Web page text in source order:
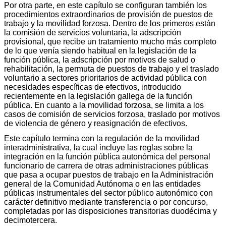
Por otra parte, en este capítulo se configuran también los
procedimientos extraordinarios de provisión de puestos de
trabajo y la movilidad forzosa. Dentro de los primeros están
la comisión de servicios voluntaria, la adscripción
provisional, que recibe un tratamiento mucho más completo
de lo que venía siendo habitual en la legislación de la
función pública, la adscripción por motivos de salud o
rehabilitación, la permuta de puestos de trabajo y el traslado
voluntario a sectores prioritarios de actividad pública con
necesidades específicas de efectivos, introducido
recientemente en la legislación gallega de la función
pública. En cuanto a la movilidad forzosa, se limita a los
casos de comisión de servicios forzosa, traslado por motivos
de violencia de género y reasignación de efectivos.
Este capítulo termina con la regulación de la movilidad
interadministrativa, la cual incluye las reglas sobre la
integración en la función pública autonómica del personal
funcionario de carrera de otras administraciones públicas
que pasa a ocupar puestos de trabajo en la Administración
general de la Comunidad Autónoma o en las entidades
públicas instrumentales del sector público autonómico con
carácter definitivo mediante transferencia o por concurso,
completadas por las disposiciones transitorias duodécima y
decimotercera.